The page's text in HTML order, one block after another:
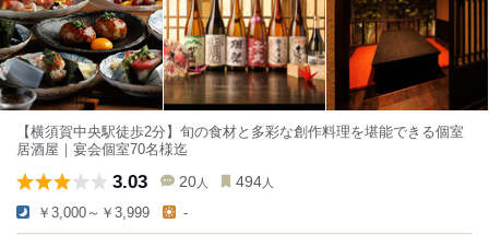
【横須賀中央駅徒歩2分】旬の食材と多彩な創作料理を堪能できる個室
居酒屋｜宴会個室70名様迄
3.03 20 人 494 人
￥3,000～￥3,999 -